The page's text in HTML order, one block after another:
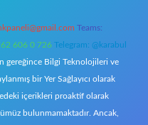
Teams:
606 0 726 Telegram: @karabul
gereğince Bilgi Teknolojileri ve
bir Yer Sağlayıcı olarak
içerikleri proaktif olarak
bulunmamaktadır. Ancak,